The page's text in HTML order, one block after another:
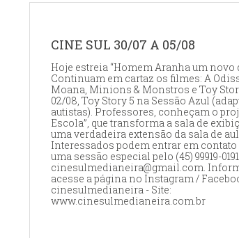
CINE SUL 30/07 A 05/08
Hoje estreia “Homem Aranha um novo
Continuam em cartaz os filmes: A
Moana, Minions & Monstros e Toy
02/08, Toy Story 5 na Sessão Azul
autistas). Professores, conheçam o
Escola”, que transforma a sala de
uma verdadeira extensão da sala de
Interessados podem entrar em contato
uma sessão especial pelo (45) 99919-
cinesulmedianeira@gmail.com.
acesse a página no Instagram /
cinesulmedianeira - Site:
www.cinesulmedianeira.com.br